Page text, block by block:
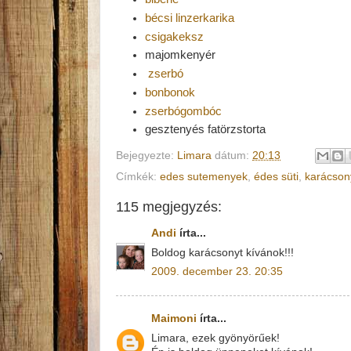
bécsi linzerkarika
csigakeksz
majomkenyér
zserbó
bonbonok
zserbógombóc
gesztenyés fatörzstorta
Bejegyezte: Limara dátum: 20:13
Címkék: edes sutemenyek, édes süti,
115 megjegyzés:
Andi írta...
Boldog karácsonyt kívánok!!!
2009. december 23. 20:35
Maimoni írta...
Limara, ezek gyönyörűek!